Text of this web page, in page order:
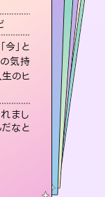
」と
の気持
のヒ
まし
なと
など
愛や片
知りた
ことを
す。
所や濁
分の気
）
縁 など
洋最古の
幸せへ向
果にも具
鑑定して
なりまし
など
択できるようアドバイスします。
本心など
。対策が
代）
グ
、復縁 など
「曖昧な関
り、友達以上
や本音を丁
きます。
ス通りに行
た。ありが
性）
ット
ング
リの差 など
どの報告実績
万超の施術経
定で、より良
。
しかもこち
えていらっ
代女性）